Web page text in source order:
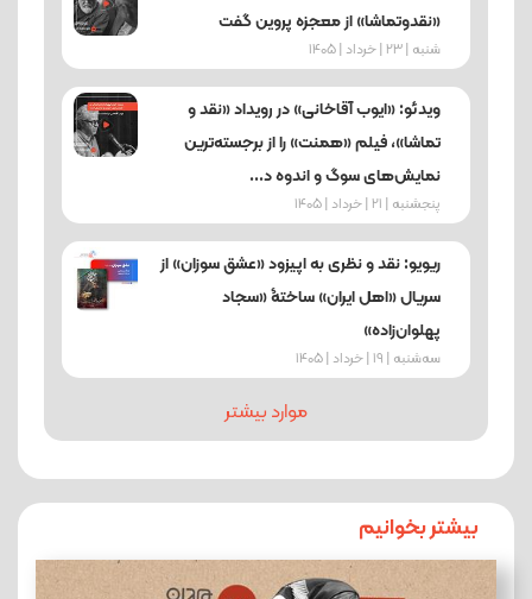
«نقدوتماشا» از معجزه پروین گفت
شنبه | 23 | خرداد | 1405
ویدئو: «ایوب آقاخانی» در رویداد «نقد و
تماشا»، فیلم «همنت» را از برجسته‌ترین
نمایش‌های سوگ و اندوه د...
پنجشنبه | 21 | خرداد | 1405
ریویو: نقد و نظری به اپیزود «عشق سوزان» از
سریال «اهل ایران» ساختۀ «سجاد
پهلوان‌زاده»
ﺳﻪشنبه | 19 | خرداد | 1405
موارد بیشتر
بیشتر بخوانیم